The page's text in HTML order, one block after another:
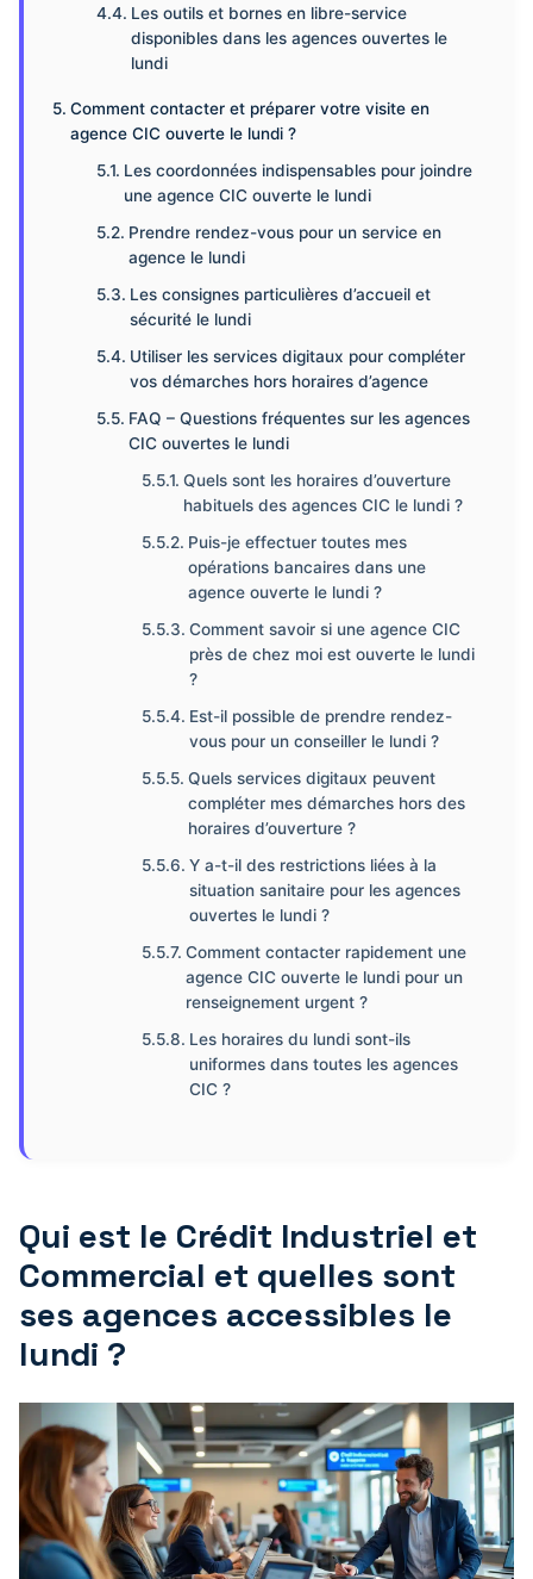
Les outils et bornes en libre-service
disponibles dans les agences ouvertes le
lundi
Comment contacter et préparer votre visite en
agence CIC ouverte le lundi ?
Les coordonnées indispensables pour joindre
une agence CIC ouverte le lundi
Prendre rendez-vous pour un service en
agence le lundi
Les consignes particulières d’accueil et
sécurité le lundi
Utiliser les services digitaux pour compléter
vos démarches hors horaires d’agence
FAQ – Questions fréquentes sur les agences
CIC ouvertes le lundi
Quels sont les horaires d’ouverture
habituels des agences CIC le lundi ?
Puis-je effectuer toutes mes
opérations bancaires dans une
agence ouverte le lundi ?
Comment savoir si une agence CIC
près de chez moi est ouverte le lundi
?
Est-il possible de prendre rendez-
vous pour un conseiller le lundi ?
Quels services digitaux peuvent
compléter mes démarches hors des
horaires d’ouverture ?
Y a-t-il des restrictions liées à la
situation sanitaire pour les agences
ouvertes le lundi ?
Comment contacter rapidement une
agence CIC ouverte le lundi pour un
renseignement urgent ?
Les horaires du lundi sont-ils
uniformes dans toutes les agences
CIC ?
Qui est le Crédit Industriel et
Commercial et quelles sont
ses agences accessibles le
lundi ?